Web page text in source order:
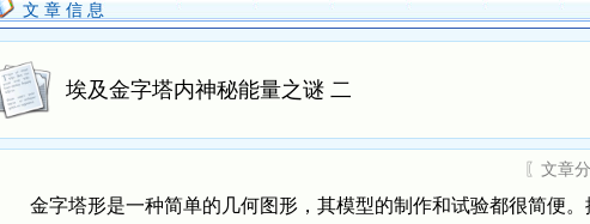
文 章 信 息
埃及金字塔内神秘能量之谜 二
〖文章
金字塔形是一种简单的几何图形，其模型的制作和试验都很简便。